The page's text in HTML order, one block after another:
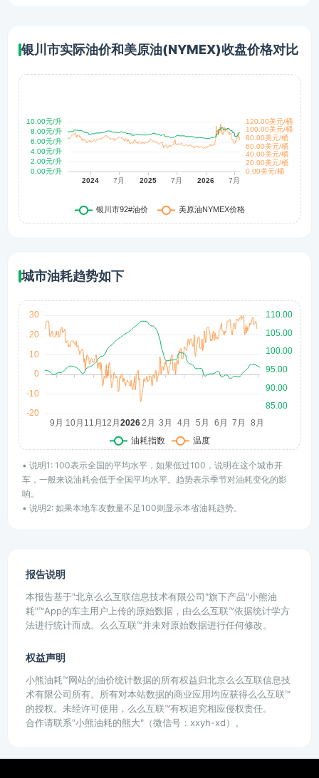
银川市实际油价和美原油(NYMEX)收盘价格对比
城市油耗趋势如下
• 说明1: 100表示全国的平均水平，如果低过100，说明在这个城市开
车，一般来说油耗会低于全国平均水平。趋势表示季节对油耗变化的影
响。
• 说明2: 如果本地车友数量不足100则显示本省油耗趋势。
报告说明
本报告基于"北京么么互联信息技术有限公司"旗下产品"小熊油
耗"™App的车主用户上传的原始数据，由么么互联™依据统计学方
法进行统计而成。么么互联™并未对原始数据进行任何修改。
权益声明
小熊油耗™网站的油价统计数据的所有权益归北京么么互联信息技
术有限公司所有。所有对本站数据的商业应用均应获得么么互联™
的授权。未经许可使用，么么互联™有权追究相应侵权责任。
合作请联系"小熊油耗的熊大"（微信号：xxyh-xd）。